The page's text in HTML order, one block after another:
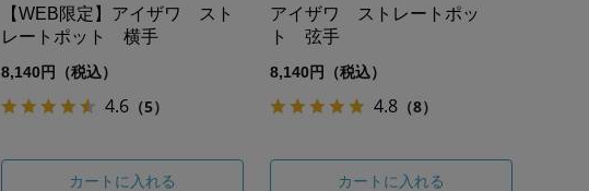
【WEB限定】アイザワ スト
レートポット 横手
8,140円（税込）
4.6 （5）
カートに入れる
アイザワ ストレートポッ
ト 弦手
8,140円（税込）
4.8 （8）
カートに入れる